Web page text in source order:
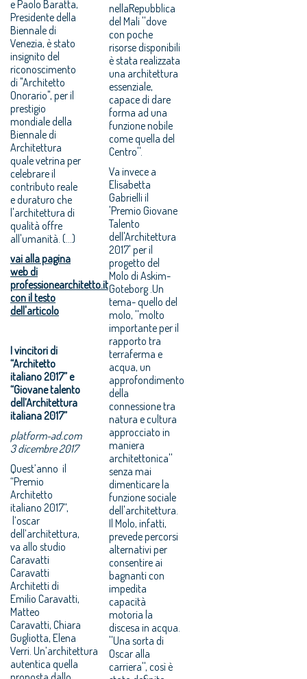
e Paolo Baratta,
Presidente della
Biennale di
Venezia, è stato
insignito del
riconoscimento
di "Architetto
Onorario", per il
prestigio
mondiale della
Biennale di
Architettura
quale vetrina per
celebrare il
contributo reale
e duraturo che
l'architettura di
qualità offre
all'umanità. (...)
vai alla pagina
web di
professionearchitetto.it
con il testo
dell'articolo
I vincitori di
“Architetto
italiano 2017” e
“Giovane talento
dell’Architettura
italiana 2017”
platform-ad.com
3 dicembre 2017
Quest’anno il
“Premio
Architetto
italiano 2017”,
l’oscar
dell’architettura,
va allo studio
Caravatti
Caravatti
Architetti di
Emilio Caravatti,
Matteo
Caravatti, Chiara
Gugliotta, Elena
Verri. Un’architettura
autentica quella
nellaRepubblica
del Mali ''dove
con poche
risorse disponibili
è stata realizzata
una architettura
essenziale,
capace di dare
forma ad una
funzione nobile
come quella del
Centro''.
Va invece a
Elisabetta
Gabrielli il
'Premio Giovane
Talento
dell'Architettura
2017' per il
progetto del
Molo di Askim-
Goteborg .Un
tema- quello del
molo, ''molto
importante per il
rapporto tra
terraferma e
acqua, un
approfondimento
della
connessione tra
natura e cultura
approcciato in
maniera
architettonica''
senza mai
dimenticare la
funzione sociale
dell'architettura.
Il Molo, infatti,
prevede percorsi
alternativi per
consentire ai
bagnanti con
impedita
capacità
motoria la
discesa in acqua.
''Una sorta di
Oscar alla
carriera'', così è